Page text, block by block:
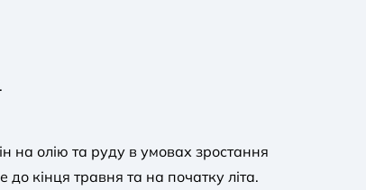
на олію та руду в умовах зростання
до кінця травня та на початку літа.